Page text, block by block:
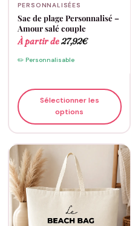
PERSONNALISÉES
Sac de plage Personnalisé –
Amour salé couple
À partir de27,92€
✏️ Personnalisable
Sélectionner les
options